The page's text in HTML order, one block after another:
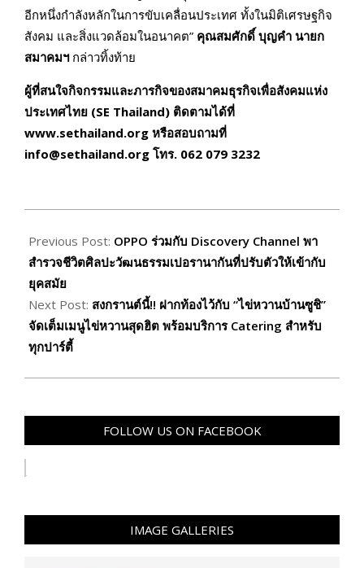
อีกหนึ่งกำลังหลักในการขับเคลื่อนประเทศ ทั้งในมิติเศรษฐกิจ
สังคม และสิ่งแวดล้อมในอนาคต” คุณสมศักดิ์ บุญคำ นายก
สมาคมฯกล่าวทิ้งท้าย
ผู้ที่สนใจกิจกรรมและภารกิจของสมาคมธุรกิจเพื่อสังคมแห่ง
ประเทศไทย (SE Thailand) ติดตามได้ที่
www.sethailand.org หรือสอบถามที่
info@sethailand.org โทร. 062 079 3232
04-
02
Previous Post: OPPO ร่วมกับ Discovery Channel พา
สำรวจชีวิตศิลปะวัฒนธรรมเปอรานากันที่ปรับตัวให้เข้ากับ
ยุคสมัย
Next Post: สงกรานต์นี้!! ฝากท้องไว้กับ “ไข่หวานบ้านซูชิ”
จัดเต็มเมนูไข่หวานสุดฮิต พร้อมบริการ Catering สำหรับ
ทุกปาร์ตี้
FOLLOW US ON FACEBOOK
IMAGE GALLERIES